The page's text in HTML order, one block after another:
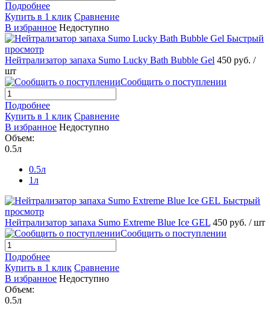
Подробнее
Купить в 1 клик Сравнение
В избранное Недоступно
Быстрый
просмотр
Нейтрализатор запаха Sumo Lucky Bath Bubble Gel 450 руб. /
шт
Сообщить о поступлении
Подробнее
Купить в 1 клик Сравнение
В избранное Недоступно
Объем:
0.5л
0.5л
1л
Быстрый
просмотр
Нейтрализатор запаха Sumo Extreme Blue Ice GEL 450 руб. / шт
Сообщить о поступлении
Подробнее
Купить в 1 клик Сравнение
В избранное Недоступно
Объем:
0.5л